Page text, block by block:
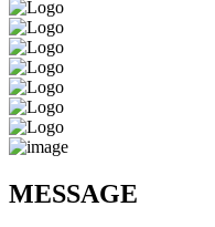
MESSAGE